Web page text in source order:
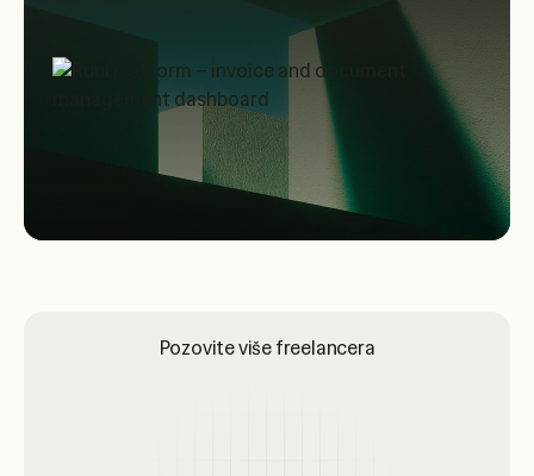
Pozovite više freelancera